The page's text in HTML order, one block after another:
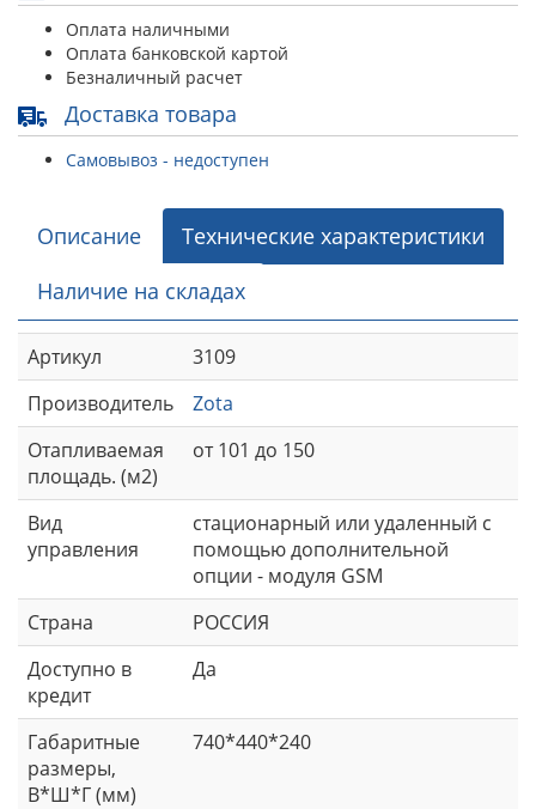
Оплата наличными
Оплата банковской картой
Безналичный расчет
Доставка товара
Самовывоз - недоступен
Описание
Технические характеристики
Наличие на складах
Артикул
3109
Производитель
Zota
Отапливаемая
площадь. (м2)
от 101 до 150
Вид
управления
стационарный или удаленный с
помощью дополнительной
опции - модуля GSM
Страна
РОССИЯ
Доступно в
кредит
Да
Габаритные
размеры,
В*Ш*Г (мм)
740*440*240